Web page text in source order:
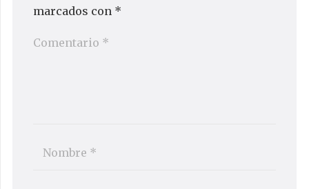
marcados con *